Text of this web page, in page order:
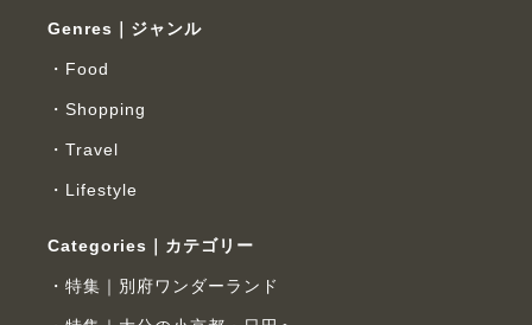
Genres｜ジャンル
Food
Shopping
Travel
Lifestyle
Categories｜カテゴリー
特集｜別府ワンダーランド